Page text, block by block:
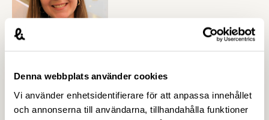
Denna webbplats använder cookies
Vi använder enhetsidentifierare för att anpassa innehållet
och annonserna till användarna, tillhandahålla funktioner
Bland Jennifers arbetsuppgifter finns rådgivning till
på förhandlingsavdelningen biträda vid utbildningar
och förhandlingar. Jennifer har avlagt juristexamen vid
Uppsala universitet och hon har även studerat juridik